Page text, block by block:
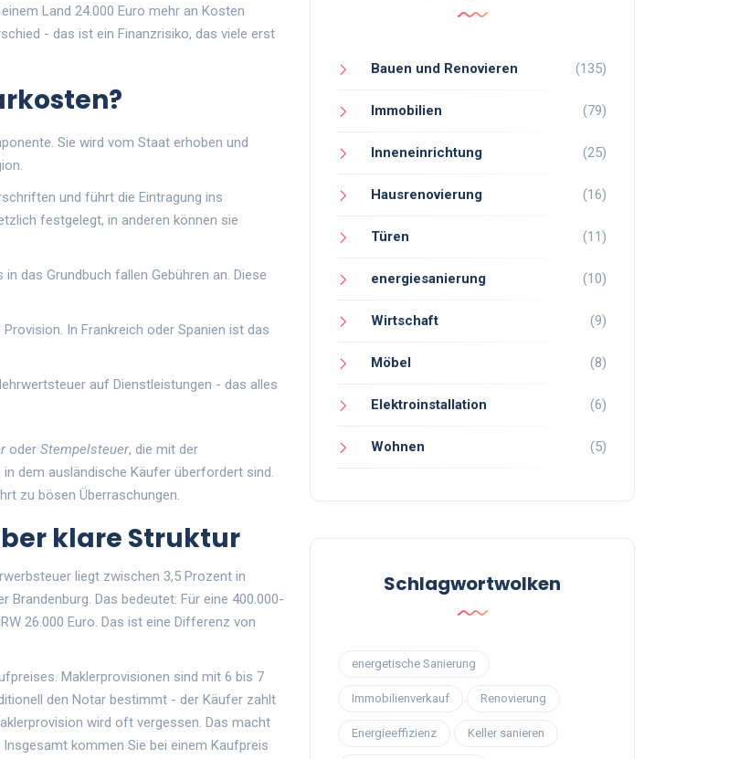
Land 24.000 Euro mehr an Kosten
- das ist ein Finanzrisiko, das viele erst
Sie wird vom Staat erhoben und
und führt die Eintragung ins
festgelegt, in anderen können sie
das Grundbuch fallen Gebühren an. Diese
In Frankreich oder Spanien ist das
auf Dienstleistungen - das alles
oder Stempelsteuer, die mit der
dem ausländische Käufer überfordert sind.
zu bösen Überraschungen.
klare Struktur
liegt zwischen 3,5 Prozent in
Das bedeutet: Für eine 400.000-
26.000 Euro. Das ist eine Differenz von
Maklerprovisionen sind mit 6 bis 7
den Notar bestimmt - der Käufer zahlt
wird oft vergessen. Das macht
kommen Sie bei einem Kaufpreis
Bauen und Renovieren (135)
Immobilien (79)
Inneneinrichtung (25)
Hausrenovierung (16)
Türen (11)
energiesanierung (10)
Wirtschaft (9)
Möbel (8)
Elektroinstallation (6)
Wohnen (5)
Schlagwortwolken
energetische Sanierung
Immobilienverkauf Renovierung
Energieeffizienz Keller sanieren